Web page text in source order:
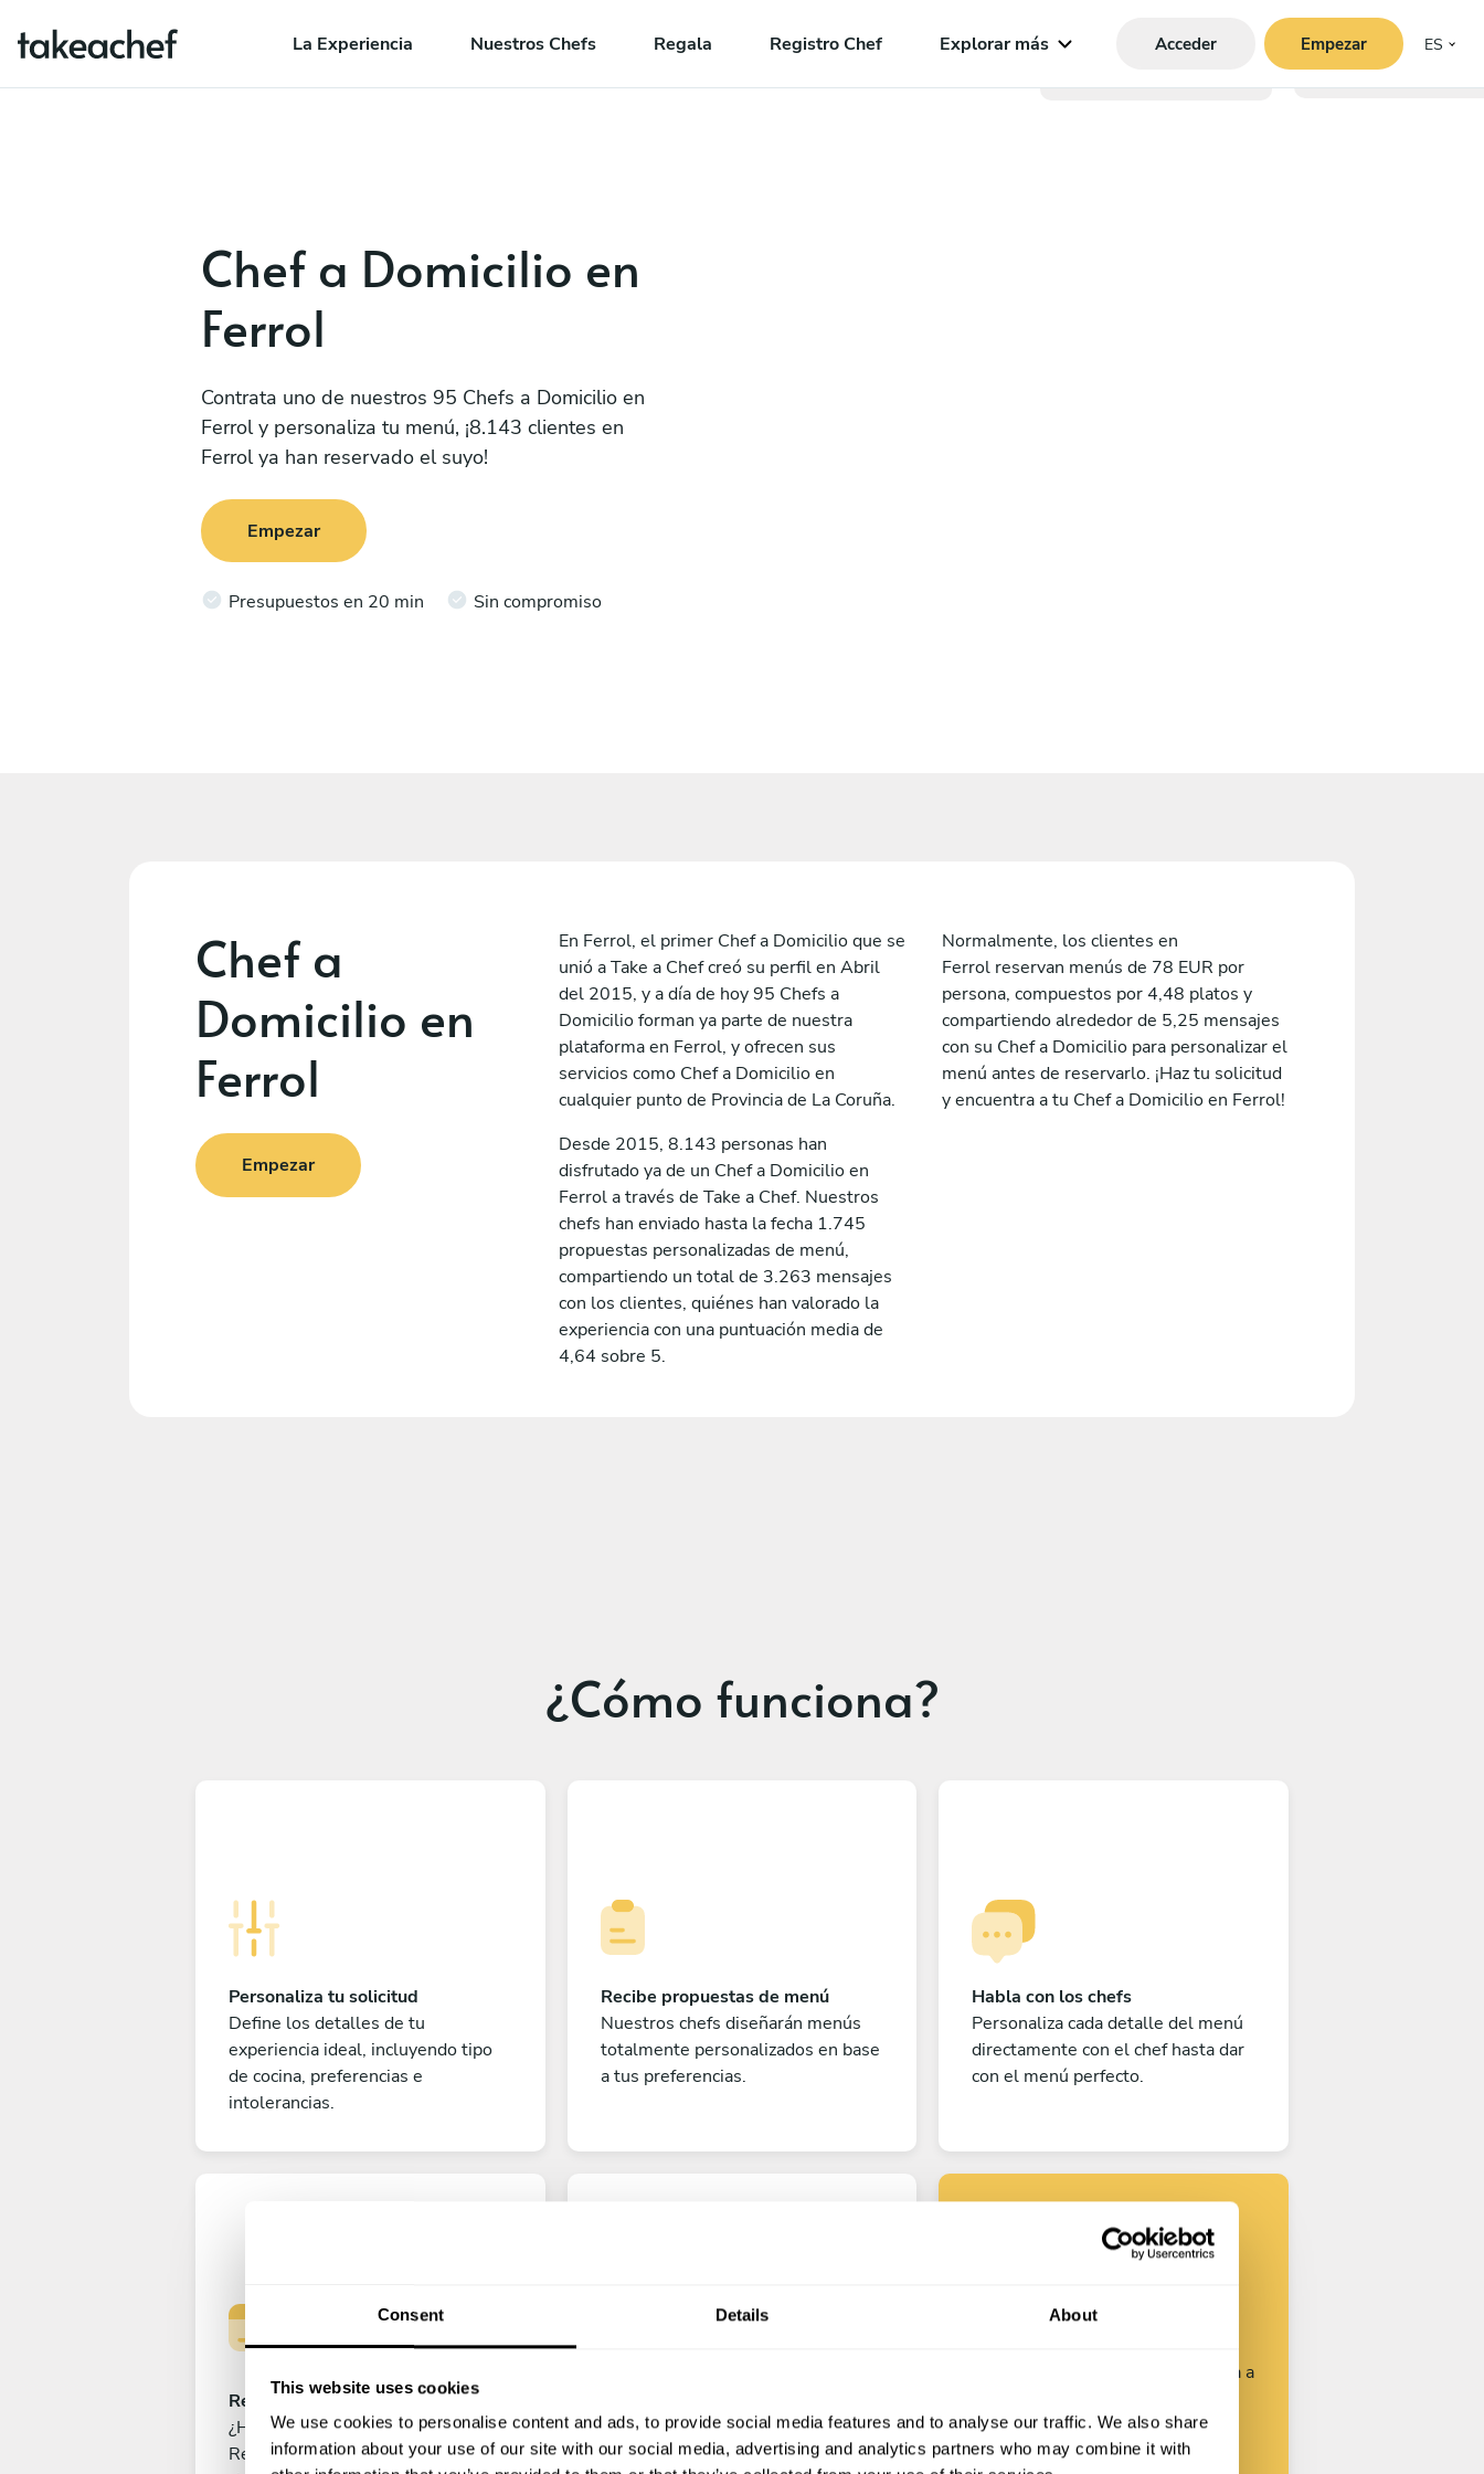
Consent Details About
This website uses cookies
We use cookies to personalise content and ads, to provide social media features and to analyse our traffic. We also share
information about your use of our site with our social media, advertising and analytics partners who may combine it with
La Experiencia Nuestros Chefs Regala Registro Chef Explorar más Acceder Empezar ES
Chef a Domicilio en
Ferrol
Contrata uno de nuestros 95 Chefs a Domicilio en
Ferrol y personaliza tu menú, ¡8.143 clientes en
Ferrol ya han reservado el suyo!
Empezar
Presupuestos en 20 min Sin compromiso
Chef a
Domicilio en
Ferrol
Empezar
En Ferrol, el primer Chef a Domicilio que se
unió a Take a Chef creó su perfil en Abril
del 2015, y a día de hoy 95 Chefs a
Domicilio forman ya parte de nuestra
plataforma en Ferrol, y ofrecen sus
servicios como Chef a Domicilio en
cualquier punto de Provincia de La Coruña.
Desde 2015, 8.143 personas han
disfrutado ya de un Chef a Domicilio en
Ferrol a través de Take a Chef. Nuestros
chefs han enviado hasta la fecha 1.745
propuestas personalizadas de menú,
compartiendo un total de 3.263 mensajes
con los clientes, quiénes han valorado la
experiencia con una puntuación media de
4,64 sobre 5.
Normalmente, los clientes en
Ferrol reservan menús de 78 EUR por
persona, compuestos por 4,48 platos y
compartiendo alrededor de 5,25 mensajes
con su Chef a Domicilio para personalizar el
menú antes de reservarlo. ¡Haz tu solicitud
y encuentra a tu Chef a Domicilio en Ferrol!
¿Cómo funciona?
Personaliza tu solicitud
Define los detalles de tu
experiencia ideal, incluyendo tipo
de cocina, preferencias e
intolerancias.
Recibe propuestas de menú
Nuestros chefs diseñarán menús
totalmente personalizados en base
a tus preferencias.
Habla con los chefs
Personaliza cada detalle del menú
directamente con el chef hasta dar
con el menú perfecto.
Reserva tu experiencia
¿Has cerrado ya el menú perfecto?
Realiza el pago para reservar tu
¡Todo listo! Ya solo queda contar
los días para disfrutar de la
Encuentra tu
chef
Personaliza tu solicitud y empieza a